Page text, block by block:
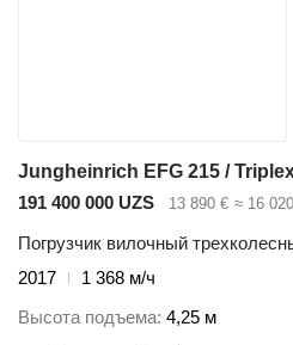
191 400 000 UZS 13 890 € ≈ 16
Погрузчик вилочный
2017
1 368 м/ч
Высота подъема 4,25 м